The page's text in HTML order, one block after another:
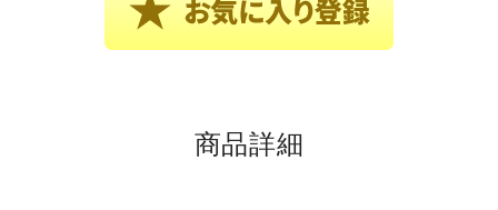
商品詳細